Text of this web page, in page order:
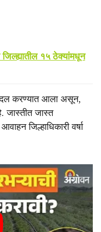
१५ ठेक्यांमधून
बदल करण्यात आला असून,
जास्तीत जास्त
जिल्हाधिकारी वर्षा